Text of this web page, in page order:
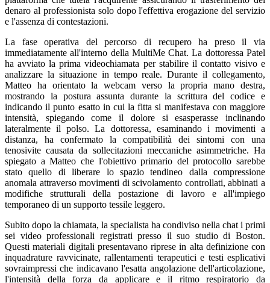
denaro al professionista solo dopo l'effettiva erogazione del servizio
e l'assenza di contestazioni.
La fase operativa del percorso di recupero ha preso il via
immediatamente all'interno della MultiMe Chat. La dottoressa Patel
ha avviato la prima videochiamata per stabilire il contatto visivo e
analizzare la situazione in tempo reale. Durante il collegamento,
Matteo ha orientato la webcam verso la propria mano destra,
mostrando la postura assunta durante la scrittura del codice e
indicando il punto esatto in cui la fitta si manifestava con maggiore
intensità, spiegando come il dolore si esasperasse inclinando
lateralmente il polso. La dottoressa, esaminando i movimenti a
distanza, ha confermato la compatibilità dei sintomi con una
tenosivite causata da sollecitazioni meccaniche asimmetriche. Ha
spiegato a Matteo che l'obiettivo primario del protocollo sarebbe
stato quello di liberare lo spazio tendineo dalla compressione
anomala attraverso movimenti di scivolamento controllati, abbinati a
modifiche strutturali della postazione di lavoro e all'impiego
temporaneo di un supporto tessile leggero.
Subito dopo la chiamata, la specialista ha condiviso nella chat i primi
sei video professionali registrati presso il suo studio di Boston.
Questi materiali digitali presentavano riprese in alta definizione con
inquadrature ravvicinate, rallentamenti terapeutici e testi esplicativi
sovraimpressi che indicavano l'esatta angolazione dell'articolazione,
l'intensità della forza da applicare e il ritmo respiratorio da